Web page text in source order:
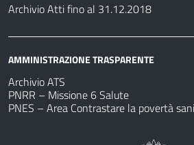
Archivio Atti fino al 31.12.2018
AMMINISTRAZIONE TRASPARENTE
Archivio ATS
PNRR – Missione 6 Salute
PNES – Area Contrastare la povertà